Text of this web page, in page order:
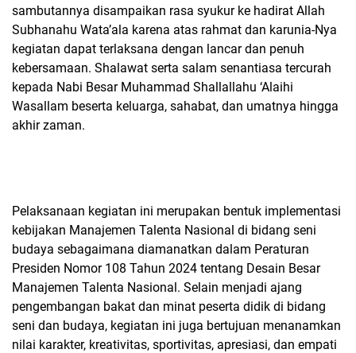
sambutannya disampaikan rasa syukur ke hadirat Allah
Subhanahu Wata’ala karena atas rahmat dan karunia-Nya
kegiatan dapat terlaksana dengan lancar dan penuh
kebersamaan. Shalawat serta salam senantiasa tercurah
kepada Nabi Besar Muhammad Shallallahu ‘Alaihi
Wasallam beserta keluarga, sahabat, dan umatnya hingga
akhir zaman.
Pelaksanaan kegiatan ini merupakan bentuk implementasi
kebijakan Manajemen Talenta Nasional di bidang seni
budaya sebagaimana diamanatkan dalam Peraturan
Presiden Nomor 108 Tahun 2024 tentang Desain Besar
Manajemen Talenta Nasional. Selain menjadi ajang
pengembangan bakat dan minat peserta didik di bidang
seni dan budaya, kegiatan ini juga bertujuan menanamkan
nilai karakter, kreativitas, sportivitas, apresiasi, dan empati